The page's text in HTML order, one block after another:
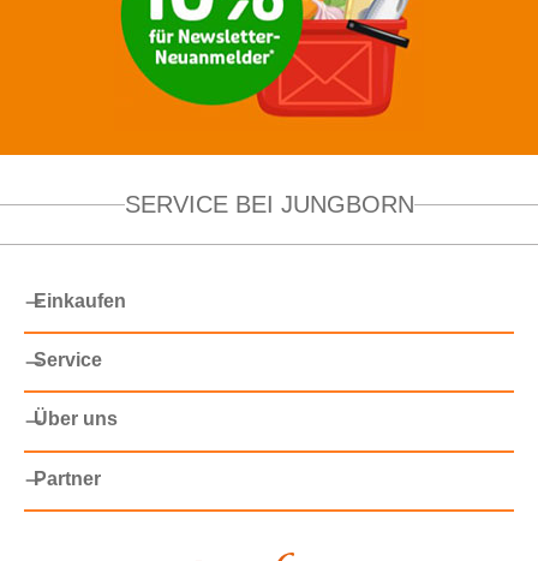
SERVICE BEI JUNGBORN
Einkaufen
Service
Über uns
Partner